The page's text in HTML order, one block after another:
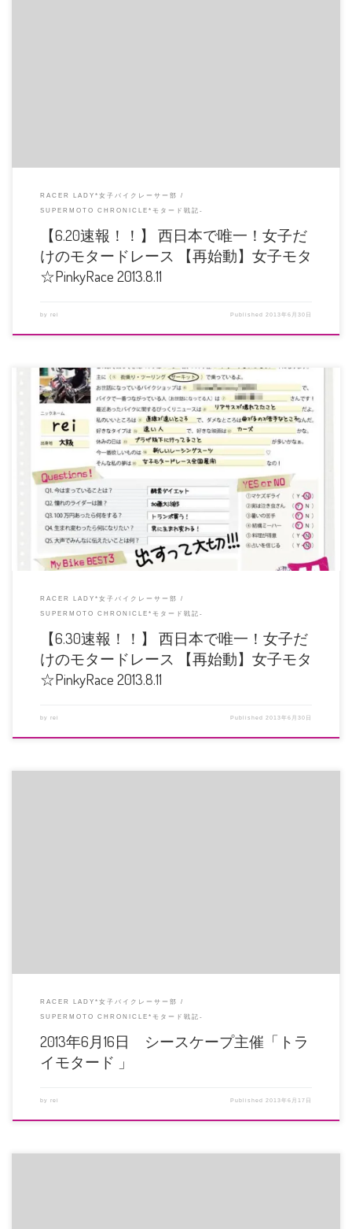
RACER LADY*女子バイクレーサー部
SUPERMOTO CHRONICLE*モタード戦記-
【6.20速報！！】 西日本で唯一！女子だ
けのモタードレース 【再始動】女子モタ
☆PinkyRace 2013.8.11
by rei Published2013年6月30日
協賛者様まだまだ増えております。 ティムソンジャパン様、ノースライン様、
TYS様ありがとうございます […]
RACER LADY*女子バイクレーサー部
SUPERMOTO CHRONICLE*モタード戦記-
【6.30速報！！】 西日本で唯一！女子だ
けのモタードレース 【再始動】女子モタ
☆PinkyRace 2013.8.11
by rei Published 2013年6月30日
RACER LADY*女子バイクレーサー部
SUPERMOTO CHRONICLE*モタード戦記-
2013年6月16日 シースケープ主催「トラ
イモタード 」
by rei Published 2013年6月17日